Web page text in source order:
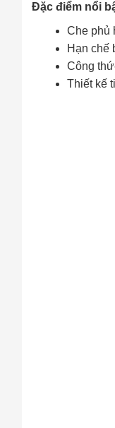
Đặc điểm nổi
Che phủ
Hạn chế
Công
Thiết kế